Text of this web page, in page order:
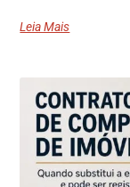
Leia Mais